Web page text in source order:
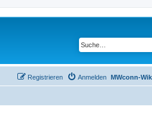
MWconn-
Anmelden
Registrieren